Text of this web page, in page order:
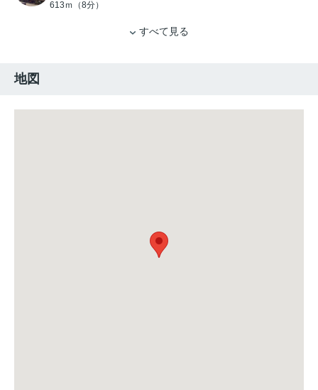
613ｍ（8分）
すべて見る
地図